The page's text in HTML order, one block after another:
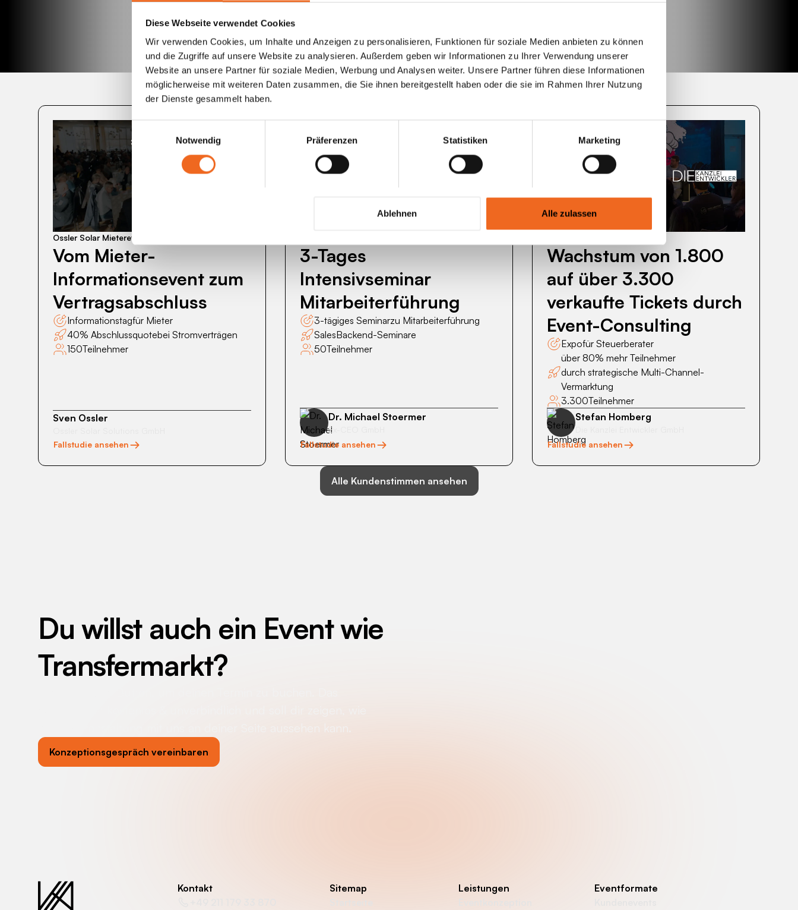
Diese Webseite verwendet Cookies
Wir verwenden Cookies, um Inhalte und Anzeigen zu personalisieren, Funktionen für soziale Medien anbieten zu können
und die Zugriffe auf unsere Website zu analysieren. Außerdem geben wir Informationen zu Ihrer Verwendung unserer
Website an unsere Partner für soziale Medien, Werbung und Analysen weiter. Unsere Partner führen diese Informationen
möglicherweise mit weiteren Daten zusammen, die Sie ihnen bereitgestellt haben oder die sie im Rahmen Ihrer Nutzung
der Dienste gesammelt haben.
Notwendig
Präferenzen Statistiken Marketing
Ablehnen Alle zulassen
Weitere Kundenstimmen
Ossler Solar Mieterevent
Vom Mieter-
Informationsevent zum
Vertragsabschluss
Informationstagfür Mieter
40% Abschlussquotebei Stromverträgen
150Teilnehmer
Sven Ossler
Fallstudie ansehen
Intensivseminar
3-Tages
Intensivseminar
Mitarbeiterführung
3-tägiges Seminarzu Mitarbeiterführung
SalesBackend-Seminare
50Teilnehmer
Dr. Michael Stoermer
Ex-CEO GmbH
Fallstudie ansehen
Wachstum
von
3.300
Tickets
durch
Event-
Consulting
Wachstum von 1.800
auf über 3.300
verkaufte Tickets durch
Event-Consulting
Expofür Steuerberater
über 80% mehr Teilnehmer
durch strategische Multi-Channel-
Vermarktung
3.300Teilnehmer
Stefan Homberg
Fallstudie ansehen
Alle Kundenstimmen ansehen
Du willst auch ein Event wie
Transfermarkt?
Konzeptionsgespräch vereinbaren
Kontakt
Sitemap
Leistungen
Eventformate